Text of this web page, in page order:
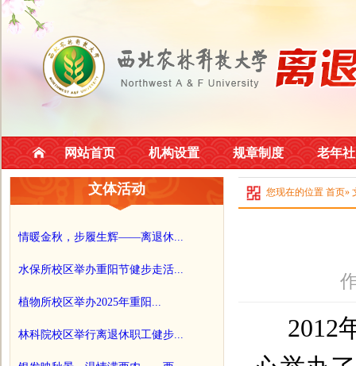
网站首页 机构设置 规章制度 老年
文体活动
情暖金秋，步履生辉——离退休...
水保所校区举办重阳节健步走活...
植物所校区举办2025年重阳...
林科院校区举行离退休职工健步...
您现在的位置 首页»
2012